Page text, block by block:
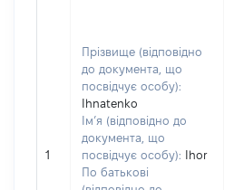
1
Прізвище (відповідно
до документа, що
посвідчує особу):
Ihnatenko
Ім’я (відповідно до
документа, що
посвідчує особу):
Ihor
По батькові